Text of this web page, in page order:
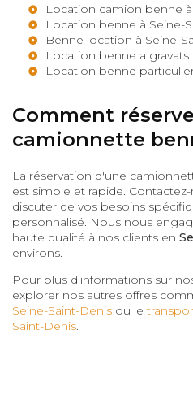
Location camion benne
Location benne à Seine-
Benne location à Seine-
Location benne a gravats
Location benne
Comment
camionnette
La réservation d'une
est simple et rapide.
discuter de vos besoins
personnalisé. Nous nous
haute qualité à nos clients en
environs.
Pour plus d'informations sur
explorer nos autres offres
Seine-Saint-Denis ou le
Saint-Denis.